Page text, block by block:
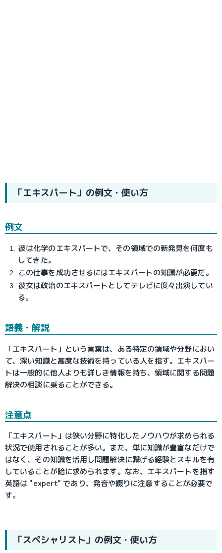
「エキスパート」の例文・使い方
例文
彼は化学のエキスパートで、その領域での新発見を何度も
してきた。
この仕事を成功させるにはエキスパートの知識が必要だ。
彼女は政治のエキスパートとしてテレビに度々出演してい
る。
語義・解説
「エキスパート」という言葉は、ある特定の領域や分野におい
て、深い知識と高度な技術を持っている人を指す。エキスパー
トは一般的に他人よりも詳しき情報を持ち、領域に関する問題
解決の相談に乗ることができる。
注意点
「エキスパート」は狭い分野に特化したノウハウが求められる
状況で使用されることが多い。また、単に知識が豊富なだけで
はなく、その知識を活用し問題解決に繋げる経験とスキルを有
していることが暗に求められます。なお、エキスパートを指す
英語は "expert" であり、発音や綴りに注意することが必要で
す。
「スペシャリスト」の例文・使い方